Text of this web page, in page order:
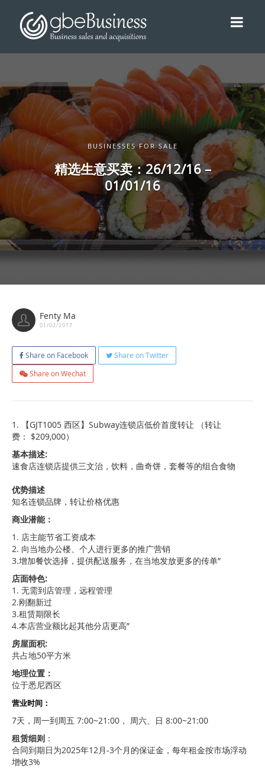
BUSINESSES FOR SALE
精选生意买卖：26/12/16 –
01/01/16
Fenty Ma
01/02/2017
Share on Facebook
Share on Twitter
Share on Wechat
1. 【GJT1005 西区】Subway连锁店低价首度转让 （转让
费： $209,000）
基本描述:
速食店连锁店提供三文治，饮料，曲奇饼，套餐等的组合食物
优势描述
知名连锁品牌，转让价格优惠
商业潜能：
1. 店主能节省工资成本
2. 向当地办公楼、个人进行更多的推广营销
3.增加餐饮选择，提供配送服务，在当地发放更多的传单”
店面特色:
1. 无需到店管理，远程管理
2.刚翻新过
3.租赁期限长
4.本店营业额比起其他分店更高”
房屋面积:
共占地50平方米
地理位置：
位于悉尼西区
营业时间：
7天，周一到周五 7:00~21:00， 周六、日 8:00~21:00
租赁细则 ：
合同到期日为2025年12月-3个月的保证金，每年租金按市场浮动
增收3%